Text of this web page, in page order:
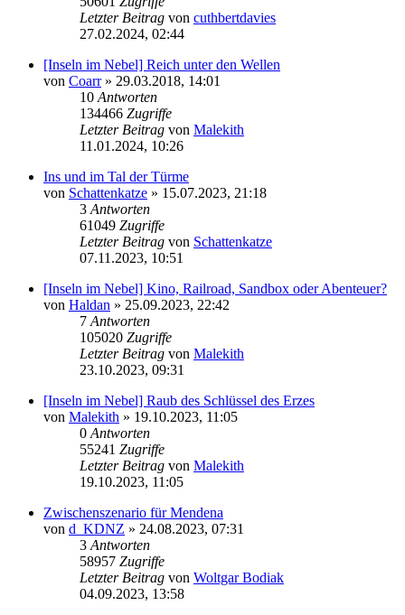
Letzter Beitrag von cuthbertdavies
27.02.2024, 02:44
[Inseln im Nebel] Reich unter den Wellen
von Coarr» 29.03.2018, 14:01
10 Antworten
134466 Zugriffe
Letzter Beitrag von Malekith
11.01.2024, 10:26
Ins und im Tal der Türme
von Schattenkatze » 15.07.2023, 21:18
3 Antworten
61049 Zugriffe
Letzter Beitrag von Schattenkatze
07.11.2023, 10:51
[Inseln im Nebel] Kino, Railroad, Sandbox oder Abenteuer?
von Haldan » 25.09.2023, 22:42
7 Antworten
105020 Zugriffe
Letzter Beitrag von Malekith
23.10.2023, 09:31
[Inseln im Nebel] Raub des Schlüssel des Erzes
von Malekith » 19.10.2023, 11:05
0 Antworten
55241 Zugriffe
Letzter Beitrag von Malekith
19.10.2023, 11:05
Zwischenszenario für Mendena
von d_KDNZ » 24.08.2023, 07:31
3 Antworten
58957 Zugriffe
Letzter Beitrag von Woltgar Bodiak
04.09.2023, 13:58